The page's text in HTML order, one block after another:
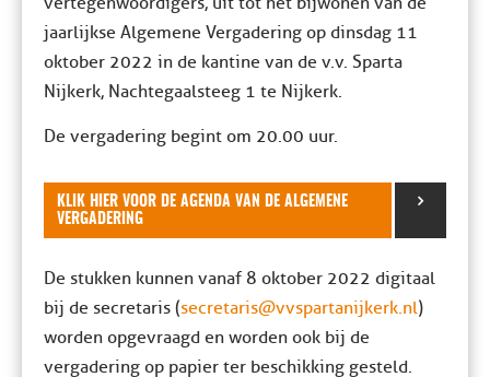
jaarlijkse Algemene Vergadering op dinsdag 11
oktober 2022 in de kantine van de v.v. Sparta
Nijkerk, Nachtegaalsteeg 1 te Nijkerk.
De vergadering begint om 20.00 uur.
KLIK HIER VOOR DE AGENDA VAN DE ALGEMENE
VERGADERING
De stukken kunnen vanaf 8 oktober 2022 digitaal
bij de secretaris (secretaris@vvspartanijkerk.nl)
worden opgevraagd en worden ook bij de
vergadering op papier ter beschikking gesteld.